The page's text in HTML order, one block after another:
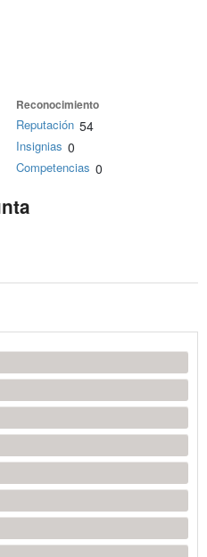
Reconocimiento
Reputación 54
Insignias 0
Competencias 0